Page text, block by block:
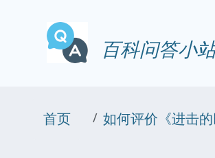
百科问答小
首页 如何评价《进击